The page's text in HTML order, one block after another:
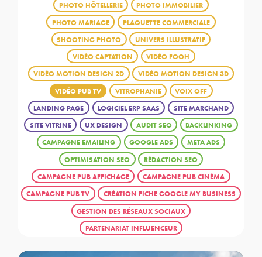
AUDIT SEO
BACKLINKING
CAMPAGNE EMAILING
CAMPAGNE PUB AFFICHAGE
CAMPAGNE PUB CINÉMA
CAMPAGNE PUB TV
CRÉATION FICHE GOOGLE MY BUSINESS
GESTION DES RÉSEAUX SOCIAUX
GOOGLE ADS
LANDING PAGE LOGICIEL ERP SAAS
META ADS
OPTIMISATION SEO
PARTENARIAT INFLUENCEUR
PHOTO HÔTELLERIE
PHOTO IMMOBILIER
PHOTO MARIAGE
PLAQUETTE COMMERCIALE
RÉDACTION SEO
SHOOTING PHOTO
SITE MARCHAND
SITE VITRINE
UNIVERS ILLUSTRATIF
UX DESIGN
VIDÉO CAPTATION
VIDÉO FOOH
VIDÉO MOTION DESIGN 2D
VIDÉO MOTION DESIGN 3D
VIDÉO PUB TV
VITROPHANIE VOIX OFF